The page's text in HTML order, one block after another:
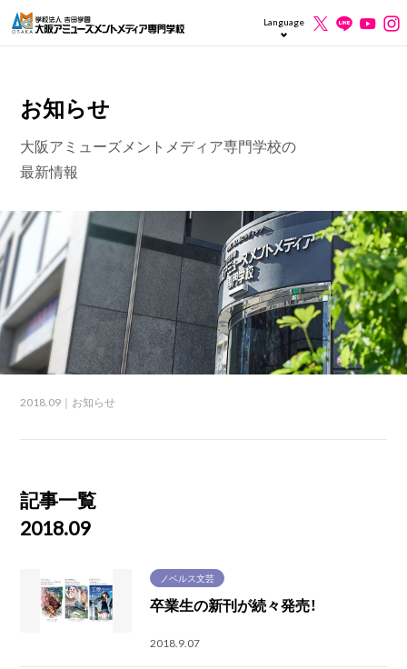
Language
お知らせ
大阪アミューズメントメディア専門学校の
最新情報
2018.09 ｜お知らせ
記事一覧
2018.09
ノベルス文芸
卒業生の新刊が続々発売！
2018.9.07